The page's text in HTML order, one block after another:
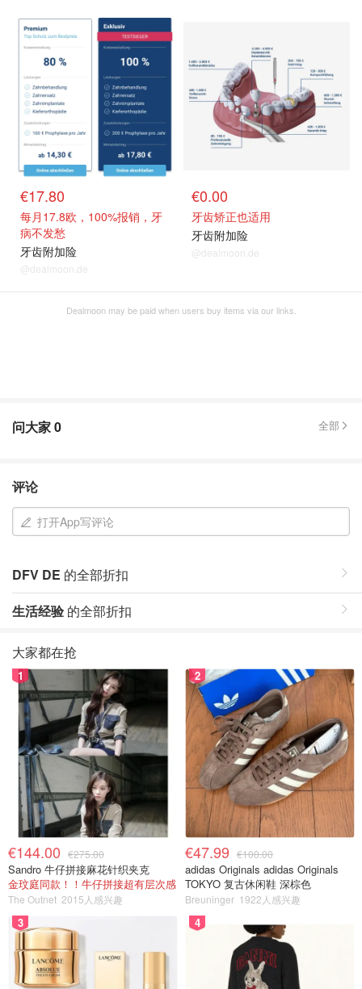
€17.80
每月17.8欧，100%报销，牙
病不发愁
牙齿附加险
@dealmoon.de
€0.00
牙齿矫正也适用
牙齿附加险
@dealmoon.de
Dealmoon may be paid when users buy items via our links.
问大家0 全部
评论
打开App写评论
DFV DE 的全部折扣
生活经验 的全部折扣
大家都在抢
1
€144.00 €275.00
Sandro 牛仔拼接麻花针织夹克
金玟庭同款！！牛仔拼接超有层次感
The Outnet 2015人感兴趣
2
€47.99 €100.00
adidas Originals adidas Originals
TOKYO 复古休闲鞋 深棕色
Breuninger 1922人感兴趣
3 4